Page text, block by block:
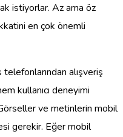
istiyorlar. Az ama öz
en çok önemli
alışveriş
kullanıcı deneyimi
ve metinlerin mobil
gerekir. Eğer mobil